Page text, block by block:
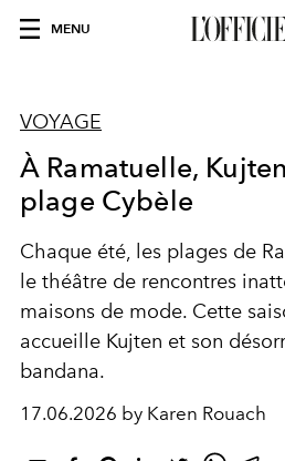
MENU
VOYAGE
À Ramatuelle,
plage Cybèle
Chaque été, les plages de
le théâtre de rencontres
maisons de mode. Cette
accueille Kujten et son
bandana.
17.06.2026 by Karen Rouach